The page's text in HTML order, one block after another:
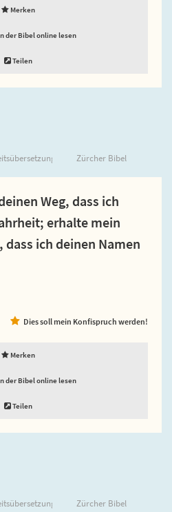
Merken
der Bibel online lesen
Teilen
Zürcher Bibel
Weg, dass ich
erhalte mein
dass ich deinen Namen
Dies soll mein Konfispruch werden!
Merken
der Bibel online lesen
Teilen
Zürcher Bibel